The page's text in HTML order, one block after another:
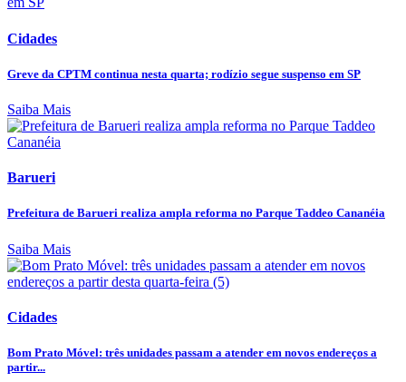
Cidades
Greve da CPTM continua nesta quarta; rodízio segue suspenso em SP
Saiba Mais
Barueri
Prefeitura de Barueri realiza ampla reforma no Parque Taddeo Cananéia
Saiba Mais
Cidades
Bom Prato Móvel: três unidades passam a atender em novos endereços a
partir...